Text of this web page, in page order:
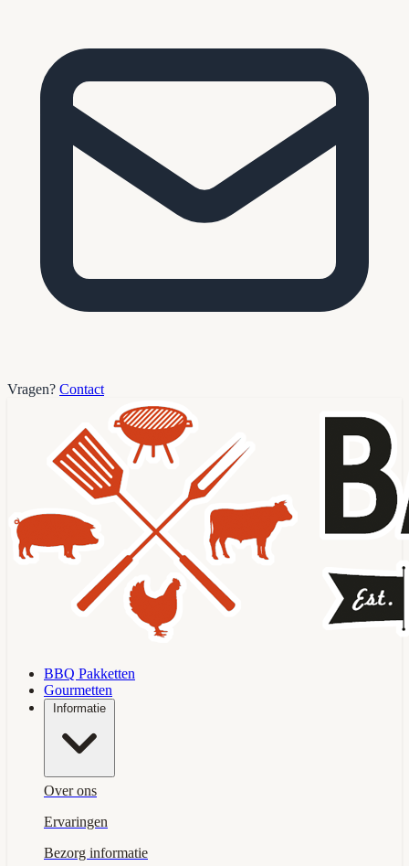
Vragen? Contact
BBQ Pakketten
Gourmetten
Informatie
Over ons
Ervaringen
Bezorg informatie